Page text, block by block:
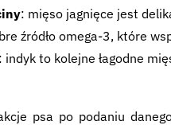
: mięso jagnięce jest
źródło omega-3, które
indyk to kolejne łagodne
psa po podaniu